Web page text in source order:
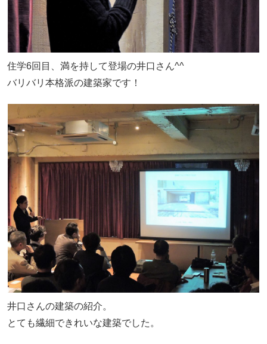
住学6回目、満を持して登場の井口さん^^
バリバリ本格派の建築家です！
井口さんの建築の紹介。
とても繊細できれいな建築でした。